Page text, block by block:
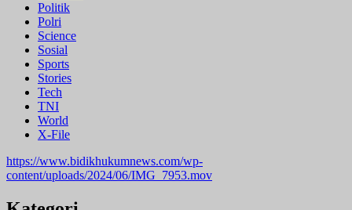
Politik
Polri
Science
Sosial
Sports
Stories
Tech
TNI
World
X-File
https://www.bidikhukumnews.com/wp-
content/uploads/2024/06/IMG_7953.mov